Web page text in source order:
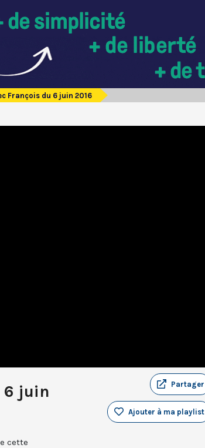
François du 6 juin 2016
6 juin
Partager
Ajouter à ma playlist
cette